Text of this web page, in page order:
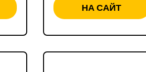
НА САЙТ